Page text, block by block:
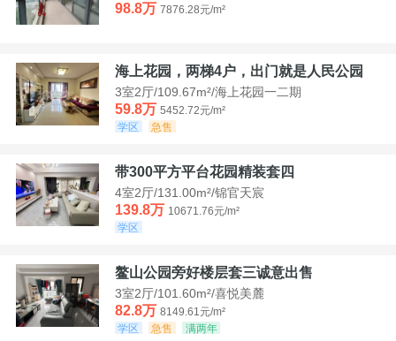
98.8万 7876.28元/m²
海上花园，两梯4户，出门就是人民公园
3室2厅/109.67m²/海上花园一二期
59.8万 5452.72元/m²
学区
急售
带300平方平台花园精装套四
4室2厅/131.00m²/锦官天宸
139.8万 10671.76元/m²
学区
鳌山公园旁好楼层套三诚意出售
3室2厅/101.60m²/喜悦美麓
82.8万 8149.61元/m²
学区
急售 满两年